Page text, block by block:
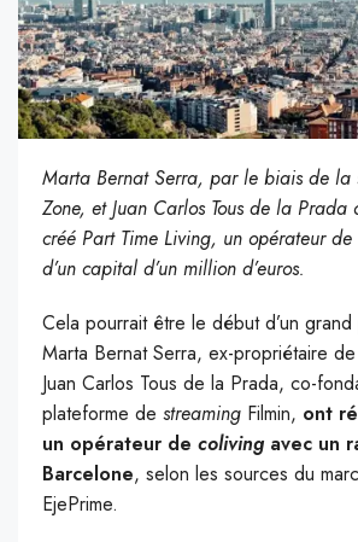
Marta Bernat Serra, par le biais de la
Zone, et Juan Carlos Tous de la Prada
créé Part Time Living, un opérateur
d’un capital d’un million d’euros.
Cela pourrait être le début d’un grand
Marta Bernat Serra, ex-propriétaire
Juan Carlos Tous de la Prada, co-
plateforme de streaming Filmin, ont
un opérateur de coliving avec un
Barcelone, selon les sources du
EjePrime.